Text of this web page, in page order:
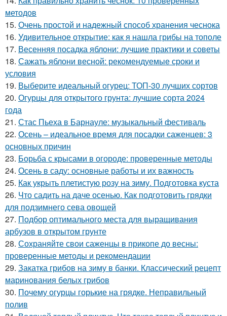
методов
15. Очень простой и надежный способ хранения чеснока
16. Удивительное открытие: как я нашла грибы на тополе
17. Весенняя посадка яблони: лучшие практики и советы
18. Сажать яблони весной: рекомендуемые сроки и
условия
19. Выберите идеальный огурец: ТОП-30 лучших сортов
20. Огурцы для открытого грунта: лучшие сорта 2024
года
21. Стас Пьеха в Барнауле: музыкальный фестиваль
22. Осень – идеальное время для посадки саженцев: 3
основных причин
23. Борьба с крысами в огороде: проверенные методы
24. Осень в саду: основные работы и их важность
25. Как укрыть плетистую розу на зиму. Подготовка куста
26. Что садить на даче осенью. Как подготовить грядки
для подзимнего сева овощей
27. Подбор оптимального места для выращивания
арбузов в открытом грунте
28. Сохраняйте свои саженцы в прикопе до весны:
проверенные методы и рекомендации
29. Закатка грибов на зиму в банки. Классический рецепт
маринования белых грибов
30. Почему огурцы горькие на грядке. Неправильный
полив